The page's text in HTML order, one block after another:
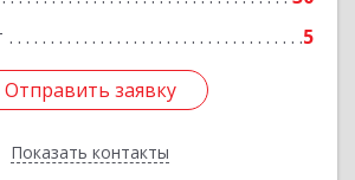
5
Отправить заявку
Показать контакты
Отправить заявку
Назад